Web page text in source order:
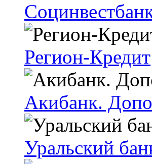
Регион-Кредит
Акибанк.
Уральский